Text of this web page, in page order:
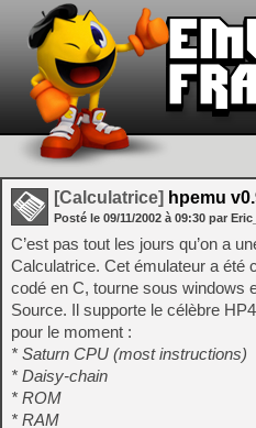
[Calculatrice] hpemu
Posté le 09/11/2002 à 09:30 par
C’est pas tout les jours qu’on a
Calculatrice. Cet émulateur a été
codé en C, tourne sous windows
Source. Il supporte le célèbre
pour le moment :
* Saturn CPU (most instructions)
* Daisy-chain
* ROM
* RAM